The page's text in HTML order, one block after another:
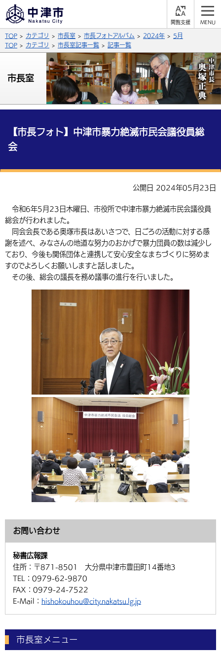
支
背景色
青 白
文字の大きさ
拡大 標準 縮小
言語を選択
中国語（簡体字）
中国語（繁体字） 韓国語（한국어）
組織案内
公式SNS
X (Twitter) YouTube
サイト内検索
総合メニュー
くらしの情報
届出・登録・証明 保険・年金
健康・予防
税金 住宅・インフラ
環境・衛生 生涯学習・スポーツ・人権
選挙 外国人の方向け情報
事業者の方へ
産業・雇用
農林水産業 税金
都市整備
施設情報 子どもを預ける
手当・助成 健康・医療
相談・支援・情報 計画・施策
観光・移住
観光なび スポットを探す
遊ぶ・体験する グルメ・食べる
買う・おみやげ 四季のイベント・祭り
市政情報
中津市について 市役所の紹介
地方創生・地域活性化 広報・広聴
TOP カテゴリ 市長室 市長フォトアルバム 2024年
5月
TOP
カテゴリ 市長室記事一覧 記事一覧
市長室
【市長フォト】中津市暴力絶滅市民会議役員総
会
公開日 2024年05月23日
令和6年5月23日木曜日、市役所で中津市暴力絶滅市民会議役員
総会が行われました。
同会会長である奥塚市長はあいさつで、日ごろの活動に対する感
謝を述べ、みなさんの地道な努力のおかげで暴力団員の数は減少し
ており、今後も関係団体と連携して安心安全なまちづくりに努めま
すのでよろしくお願いしますと話しました。
その後、総会の議長を務め議事の進行を行いました。
お問い合わせ
秘書広報課
住所： 〒871-8501 大分県中津市豊田町14番地3
TEL： 0979-62-9870
FAX： 0979-24-7522
E-Mail： hishokouhou@city.nakatsu.lg.jp
市長室メニュー